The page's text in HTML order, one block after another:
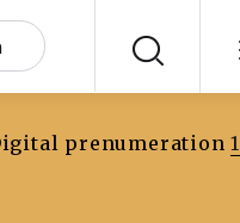
prenumeration1